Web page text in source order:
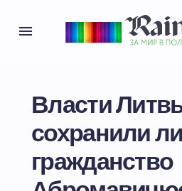
Власти
сохранили
гражданство